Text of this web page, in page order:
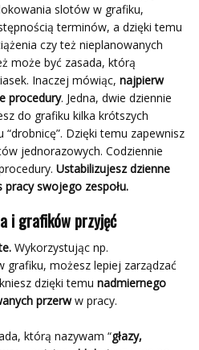
slotów w grafiku,
terminów, a dzięki temu
czy też nieplanowanych
może być zasada, którą
Inaczej mówiąc, najpierw
procedury. Jedna, dwie dziennie
do grafiku kilka krótszych
Dzięki temu zapewnisz
jednorazowych. Codziennie
Ustabilizujesz dzienne
swojego zespołu.
i grafików przyjęć
Wykorzystując np.
grafiku, możesz lepiej zarządzać
dzięki temu nadmiernego
przerww pracy.
którą nazywam “głazy,